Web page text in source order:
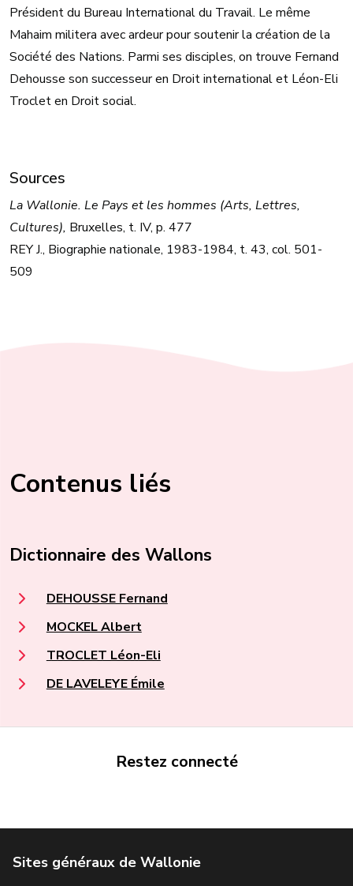
Président du Bureau International du Travail. Le même
Mahaim militera avec ardeur pour soutenir la création de la
Société des Nations. Parmi ses disciples, on trouve Fernand
Dehousse son successeur en Droit international et Léon-Eli
Troclet en Droit social.
Sources
La Wallonie. Le Pays et les hommes (Arts, Lettres,
Cultures), Bruxelles, t. IV, p. 477
REY J., Biographie nationale, 1983-1984, t. 43, col. 501-
509
Contenus liés
Dictionnaire des Wallons
DEHOUSSE Fernand
MOCKEL Albert
TROCLET Léon-Eli
DE LAVELEYE Émile
Restez connecté